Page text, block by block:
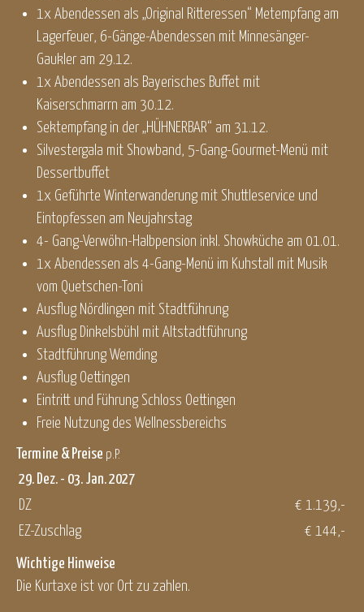
1x Abendessen als „Original Ritteressen“ Metempfang am
Lagerfeuer, 6-Gänge-Abendessen mit Minnesänger-
Gaukler am 29.12.
1x Abendessen als Bayerisches Buffet mit
Kaiserschmarrn am 30.12.
Sektempfang in der „HÜHNERBAR“ am 31.12.
Silvestergala mit Showband, 5-Gang-Gourmet-Menü mit
Dessertbuffet
1x Geführte Winterwanderung mit Shuttleservice und
Eintopfessen am Neujahrstag
4- Gang-Verwöhn-Halbpension inkl. Showküche am 01.01.
1x Abendessen als 4-Gang-Menü im Kuhstall mit Musik
vom Quetschen-Toni
Ausflug Nördlingen mit Stadtführung
Ausflug Dinkelsbühl mit Altstadtführung
Stadtführung Wemding
Ausflug Oettingen
Eintritt und Führung Schloss Oettingen
Freie Nutzung des Wellnessbereichs
Termine & Preise p.P.
29. Dez. - 03. Jan. 2027
DZ
€ 1.139,-
EZ-Zuschlag
€ 144,-
Wichtige Hinweise
Die Kurtaxe ist vor Ort zu zahlen.